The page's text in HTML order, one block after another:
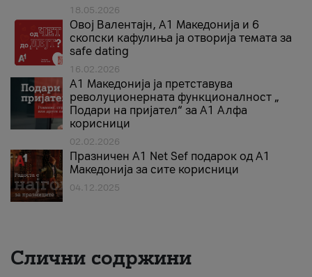
18.05.2026
Овој Валентајн, A1 Македонија и 6
скопски кафулиња ја отворија темата за
safe dating
16.02.2026
А1 Македонија ја претставува
револуционерната функционалност „
Подари на пријател“ за А1 Алфа
корисници
02.02.2026
Празничен A1 Net Sеf подарок од А1
Македонија за сите корисници
04.12.2025
Слични содржини